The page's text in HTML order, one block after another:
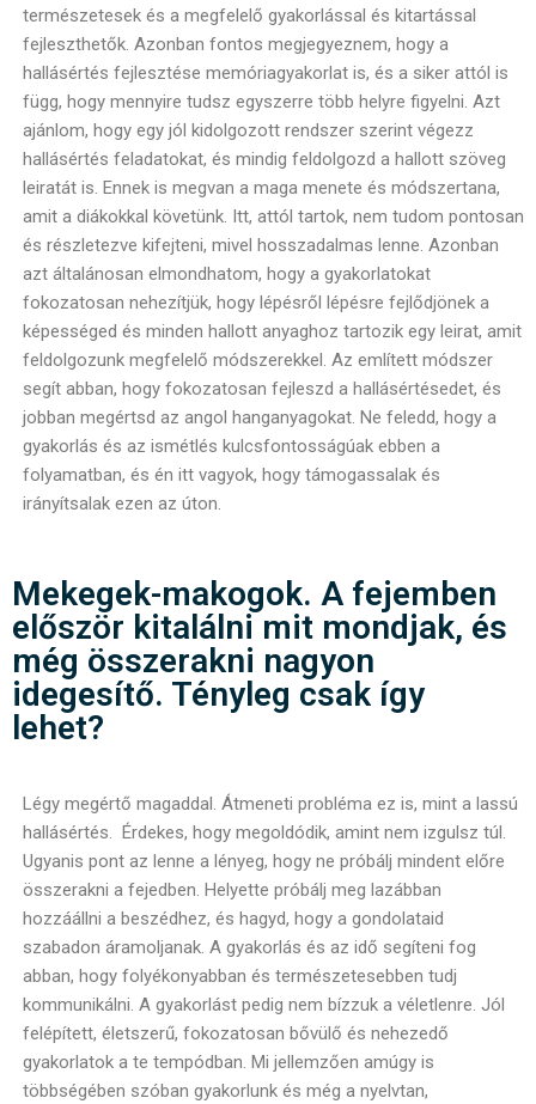
természetesek és a megfelelő gyakorlással és kitartással
fejleszthetők. Azonban fontos megjegyeznem, hogy a
hallásértés fejlesztése memóriagyakorlat is, és a siker attól is
függ, hogy mennyire tudsz egyszerre több helyre figyelni. Azt
ajánlom, hogy egy jól kidolgozott rendszer szerint végezz
hallásértés feladatokat, és mindig feldolgozd a hallott szöveg
leiratát is. Ennek is megvan a maga menete és módszertana,
amit a diákokkal követünk. Itt, attól tartok, nem tudom pontosan
és részletezve kifejteni, mivel hosszadalmas lenne. Azonban
azt általánosan elmondhatom, hogy a gyakorlatokat
fokozatosan nehezítjük, hogy lépésről lépésre fejlődjönek a
képességed és minden hallott anyaghoz tartozik egy leirat, amit
feldolgozunk megfelelő módszerekkel. Az említett módszer
segít abban, hogy fokozatosan fejleszd a hallásértésedet, és
jobban megértsd az angol hanganyagokat. Ne feledd, hogy a
gyakorlás és az ismétlés kulcsfontosságúak ebben a
folyamatban, és én itt vagyok, hogy támogassalak és
irányítsalak ezen az úton.
Mekegek-makogok. A fejemben
először kitalálni mit mondjak, és
még összerakni nagyon
idegesítő. Tényleg csak így
lehet?
Légy megértő magaddal. Átmeneti probléma ez is, mint a lassú
hallásértés. Érdekes, hogy megoldódik, amint nem izgulsz túl.
Ugyanis pont az lenne a lényeg, hogy ne próbálj mindent előre
összerakni a fejedben. Helyette próbálj meg lazábban
hozzáállni a beszédhez, és hagyd, hogy a gondolataid
szabadon áramoljanak. A gyakorlás és az idő segíteni fog
abban, hogy folyékonyabban és természetesebben tudj
kommunikálni. A gyakorlást pedig nem bízzuk a véletlenre. Jól
felépített, életszerű, fokozatosan bővülő és nehezedő
gyakorlatok a te tempódban. Mi jellemzően amúgy is
többségében szóban gyakorlunk és még a nyelvtan,